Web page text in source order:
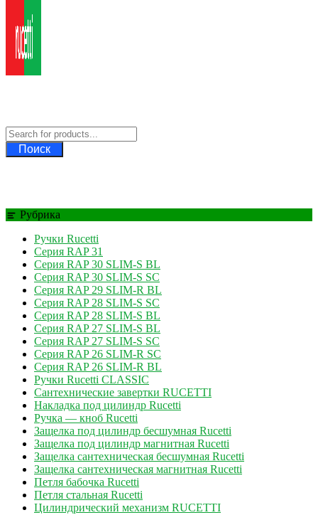
Поиск
Рубрика
Ручки Rucetti
Серия RAP 31
Серия RAP 30 SLIM-S BL
Серия RAP 30 SLIM-S SC
Серия RAP 29 SLIM-R BL
Серия RAP 28 SLIM-S SC
Серия RAP 28 SLIM-S BL
Серия RAP 27 SLIM-S BL
Серия RAP 27 SLIM-S SC
Серия RAP 26 SLIM-R SC
Серия RAP 26 SLIM-R BL
Ручки Rucetti CLASSIC
Сантехнические завертки RUCETTI
Накладка под цилиндр Rucetti
Ручка — кноб Rucetti
Защелка под цилиндр бесшумная Rucetti
Защелка под цилиндр магнитная Rucetti
Защелка сантехническая бесшумная Rucetti
Защелка сантехническая магнитная Rucetti
Петля бабочка Rucetti
Петля стальная Rucetti
Цилиндрический механизм RUCETTI